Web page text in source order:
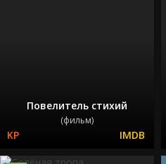
Повелитель стихий
(фильм)